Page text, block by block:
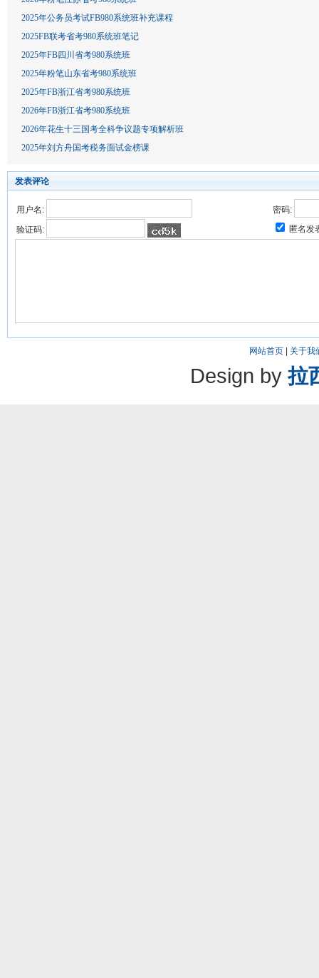
2025年公务员考试FB980系统班补充课程
2025FB联考省考980系统班笔记
2025年FB四川省考980系统班
2025年粉笔山东省考980系统班
2025年FB浙江省考980系统班
2026年FB浙江省考980系统班
2026年花生十三国考全科争议题专项解析班
2025年刘方舟国考税务面试金榜课
发表评论
用户名:
密码:
验证码:
匿名发
网站首页| 关于我
Design by拉